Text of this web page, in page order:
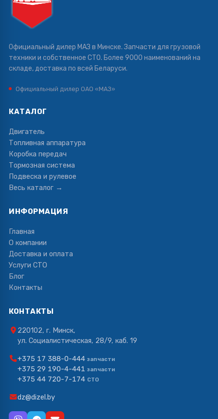
Официальный дилер МАЗ в Минске. Запчасти для грузовой
техники и собственное СТО. Более 9000 наименований на
складе, доставка по всей Беларуси.
Официальный дилер ОАО «МАЗ»
КАТАЛОГ
Двигатель
Топливная аппаратура
Коробка передач
Тормозная система
Подвеска и рулевое
Весь каталог →
ИНФОРМАЦИЯ
Главная
О компании
Доставка и оплата
Услуги СТО
Блог
Контакты
КОНТАКТЫ
220102, г. Минск,
ул. Социалистическая, 28/9, каб. 19
+375 17 388-0-444 запчасти
+375 29 190-4-441 запчасти
+375 44 720-7-174 СТО
dz@dizel.by